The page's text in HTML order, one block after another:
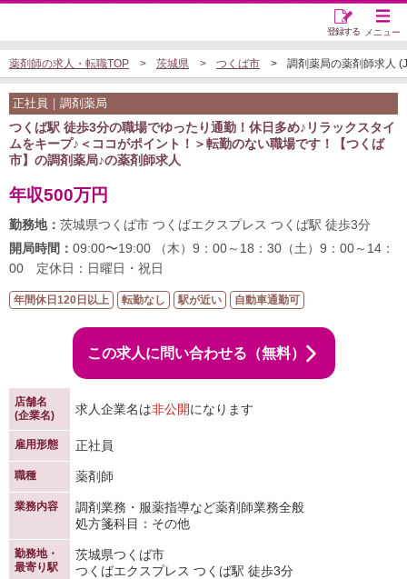
メニュー
登録する
薬剤師の求人・転職TOP 茨城県 つくば市 調剤薬局の薬剤師求人
正社員｜調剤薬局
つくば駅 徒歩3分の職場でゆったり通勤！休日多め♪リラックスタイ
ムをキープ♪＜ココがポイント！＞転勤のない職場です！【つくば
市】の調剤薬局♪の薬剤師求人
年収500万円
勤務地： 茨城県つくば市 つくばエクスプレス つくば駅 徒歩3分
開局時間： 09:00〜19:00 （木）9：00～18：30（土）9：00～14：
00 定休日：日曜日・祝日
年間休日120日以上 転勤なし 駅が近い 自動車通勤可
この求人に問い合わせる（無料）
店舗名
(企業名)
求人企業名は非公開になります
雇用形態 正社員
職種 薬剤師
業務内容
調剤業務・服薬指導など薬剤師業務全般
処方箋科目：その他
勤務地・
最寄り駅
茨城県つくば市
つくばエクスプレス つくば駅 徒歩3分